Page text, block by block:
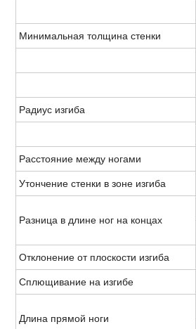
Минимальная толщина стенки
Радиус изгиба
Расстояние между ногами
Утончение стенки в зоне изгиба
Разница в длине ног на концах
Отклонение от плоскости изгиба
Сплющивание на изгибе
Длина прямой ноги